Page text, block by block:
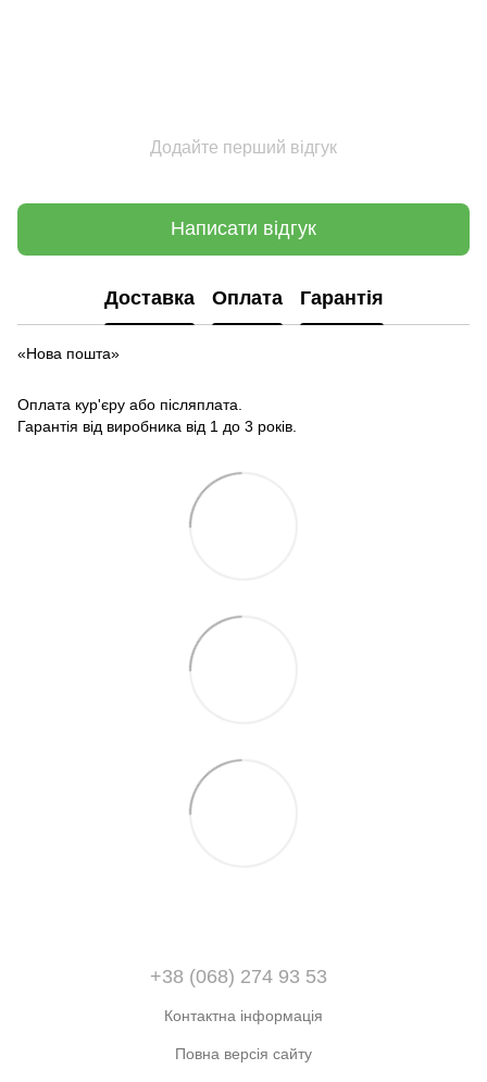
Додайте перший відгук
Написати відгук
Доставка Оплата Гарантія
«Нова пошта»
Оплата кур'єру або післяплата.
Гарантія від виробника від 1 до 3 років.
+38 (068) 274 93 53
Контактна інформація
Повна версія сайту